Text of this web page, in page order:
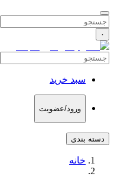
۰
سبد خرید
ورود/عضویت
دسته بندی
خانه